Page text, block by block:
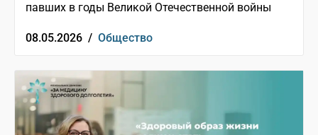
павших в годы Великой Отечественной войны
08.05.2026 / Общество